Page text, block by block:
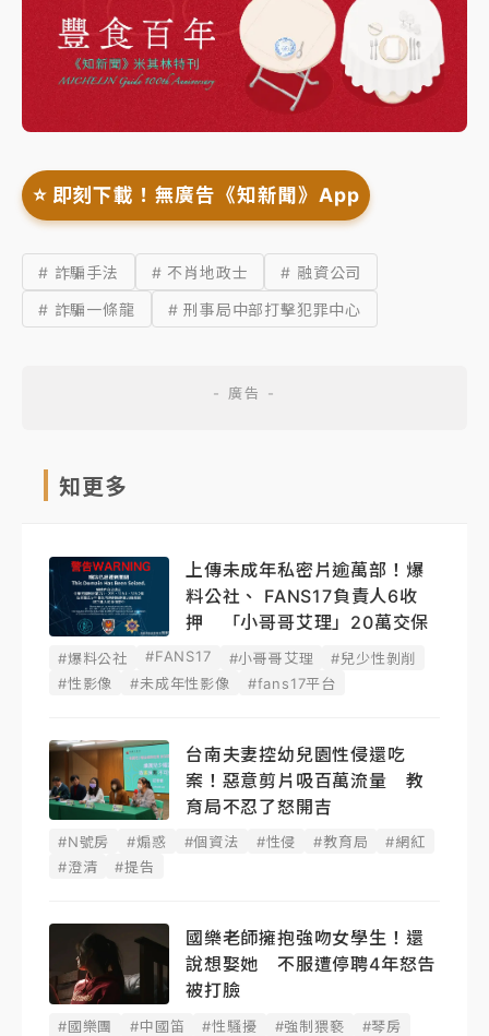
⭐️ 即刻下載！無廣告《知新聞》App
# 詐騙手法 # 不肖地政士
# 融資公司
# 詐騙一條龍
# 刑事局中部打擊犯罪中心
知更多
上傳未成年私密片逾萬部！爆
料公社、 FANS17負責人6收
押 「小哥哥艾理」20萬交保
#爆料公社 #FANS17 #小哥哥艾理
#兒少性剝削
#性影像
#未成年性影像 #fans17平台
台南夫妻控幼兒園性侵還吃
案！惡意剪片吸百萬流量 教
育局不忍了怒開吉
#N號房 #煽惑 #個資法 #性侵 #教育局
#網紅
#澄清
#提告
國樂老師擁抱強吻女學生！還
說想娶她 不服遭停聘4年怒告
被打臉
#國樂團 #中國笛 #性騷擾 #強制猥褻
#琴房